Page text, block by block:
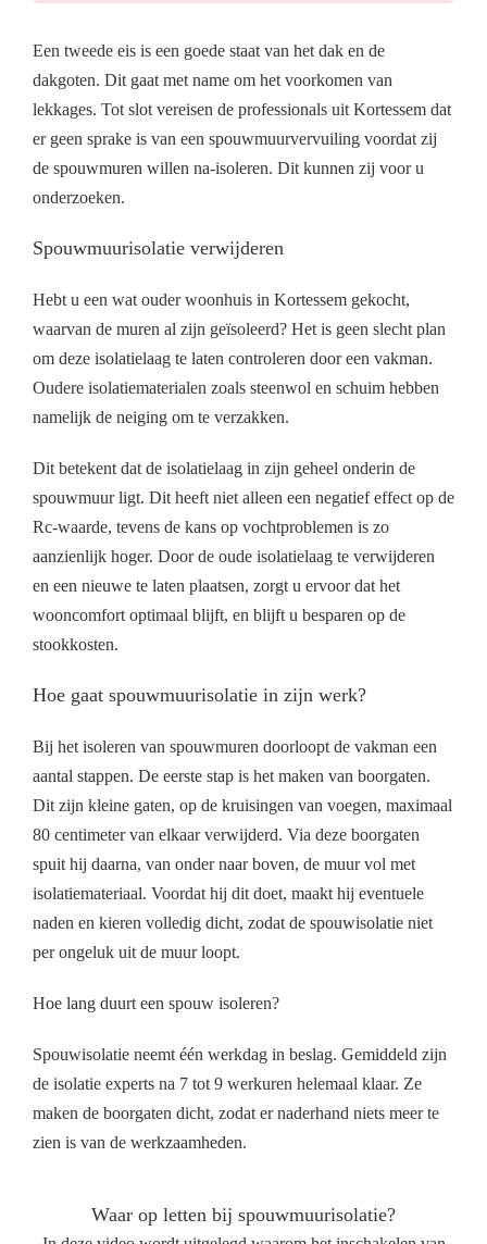
Een tweede eis is een goede staat van het dak en de
dakgoten. Dit gaat met name om het voorkomen van
lekkages. Tot slot vereisen de professionals uit Kortessem dat
er geen sprake is van een spouwmuurvervuiling voordat zij
de spouwmuren willen na-isoleren. Dit kunnen zij voor u
onderzoeken.
Spouwmuurisolatie verwijderen
Hebt u een wat ouder woonhuis in Kortessem gekocht,
waarvan de muren al zijn geïsoleerd? Het is geen slecht plan
om deze isolatielaag te laten controleren door een vakman.
Oudere isolatiematerialen zoals steenwol en schuim hebben
namelijk de neiging om te verzakken.
Dit betekent dat de isolatielaag in zijn geheel onderin de
spouwmuur ligt. Dit heeft niet alleen een negatief effect op de
Rc-waarde, tevens de kans op vochtproblemen is zo
aanzienlijk hoger. Door de oude isolatielaag te verwijderen
en een nieuwe te laten plaatsen, zorgt u ervoor dat het
wooncomfort optimaal blijft, en blijft u besparen op de
stookkosten.
Hoe gaat spouwmuurisolatie in zijn werk?
Bij het isoleren van spouwmuren doorloopt de vakman een
aantal stappen. De eerste stap is het maken van boorgaten.
Dit zijn kleine gaten, op de kruisingen van voegen, maximaal
80 centimeter van elkaar verwijderd. Via deze boorgaten
spuit hij daarna, van onder naar boven, de muur vol met
isolatiemateriaal. Voordat hij dit doet, maakt hij eventuele
naden en kieren volledig dicht, zodat de spouwisolatie niet
per ongeluk uit de muur loopt.
Hoe lang duurt een spouw isoleren?
Spouwisolatie neemt één werkdag in beslag. Gemiddeld zijn
de isolatie experts na 7 tot 9 werkuren helemaal klaar. Ze
maken de boorgaten dicht, zodat er naderhand niets meer te
zien is van de werkzaamheden.
Waar op letten bij spouwmuurisolatie?